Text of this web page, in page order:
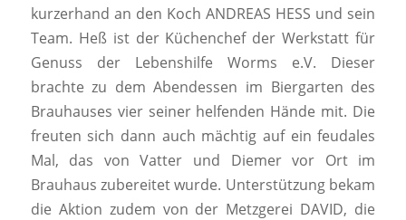
kurzerhand an den Koch ANDREAS HESS und sein
Team. Heß ist der Küchenchef der Werkstatt für
Genuss der Lebenshilfe Worms e.V. Dieser
brachte zu dem Abendessen im Biergarten des
Brauhauses vier seiner helfenden Hände mit. Die
freuten sich dann auch mächtig auf ein feudales
Mal, das von Vatter und Diemer vor Ort im
Brauhaus zubereitet wurde. Unterstützung bekam
die Aktion zudem von der Metzgerei DAVID, die